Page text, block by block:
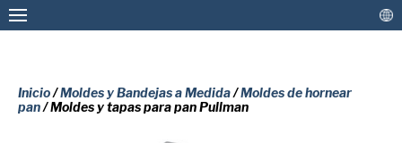
Inicio/Moldes y Bandejas a Medida/Moldes de hornear
pan/ Moldes y tapas para pan Pullman